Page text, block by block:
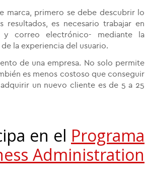
marca, primero se debe descubrir lo
resultados, es necesario trabajar en
y correo electrónico- mediante la
la experiencia del usuario.
de una empresa. No solo permite
es menos costoso que conseguir
un nuevo cliente es de 5 a 25
en el Programa
Administration